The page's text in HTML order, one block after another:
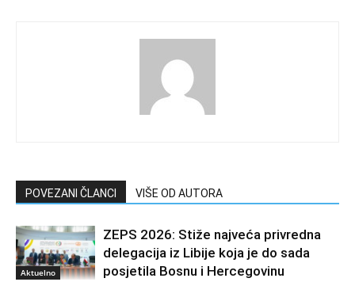
POVEZANI ČLANCI VIŠE OD AUTORA
Aktuelno
ZEPS 2026: Stiže najveća privredna
delegacija iz Libije koja je do sada
posjetila Bosnu i Hercegovinu